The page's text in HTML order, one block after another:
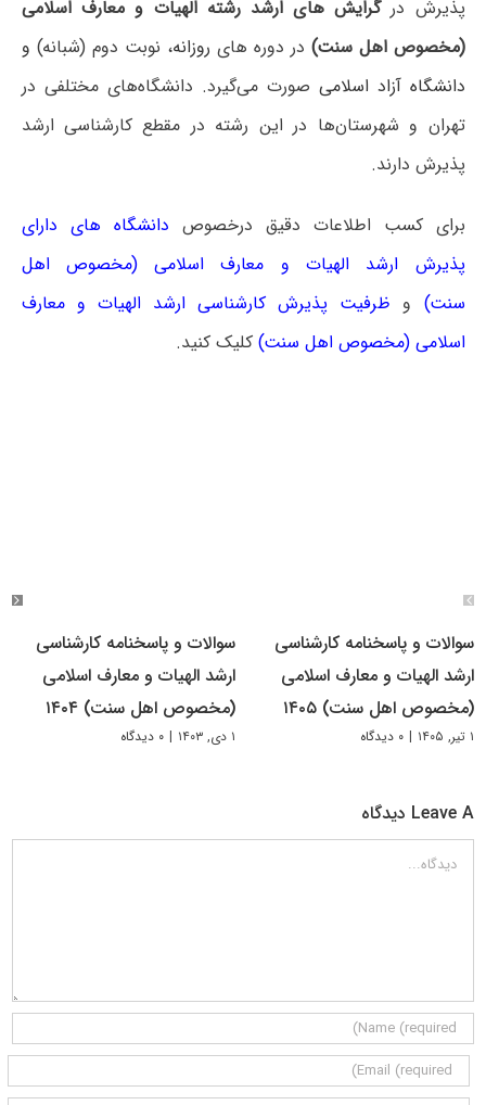
پذیرش درگرایش های ارشد رشته الهیات و معارف اسلامی
(مخصوص اهل سنت) در دوره های روزانه، نوبت دوم (شبانه) و
دانشگاه آزاد اسلامی صورت می‌گیرد. دانشگاه‌های مختلفی در
تهران و شهرستان‌ها در این رشته در مقطع کارشناسی ارشد
پذیرش دارند.
برای کسب اطلاعات دقیق درخصوص دانشگاه های دارای
پذیرش ارشد الهیات و معارف اسلامی (مخصوص اهل
سنت) و ظرفیت پذیرش کارشناسی ارشد الهیات و معارف
اسلامی (مخصوص اهل سنت) کلیک کنید.
سوالات و پاسخنامه کارشناسی
ارشد الهیات و معارف اسلامی
(مخصوص اهل سنت) ۱۴۰۵
۱ تیر, ۱۴۰۵ | ۰ دیدگاه
سوالات و پاسخنامه کارشناسی
ارشد الهیات و معارف اسلامی
(مخصوص اهل سنت) ۱۴۰۴
۱ دی, ۱۴۰۳ | ۰ دیدگاه
Leave A دیدگاه
دیدگاه